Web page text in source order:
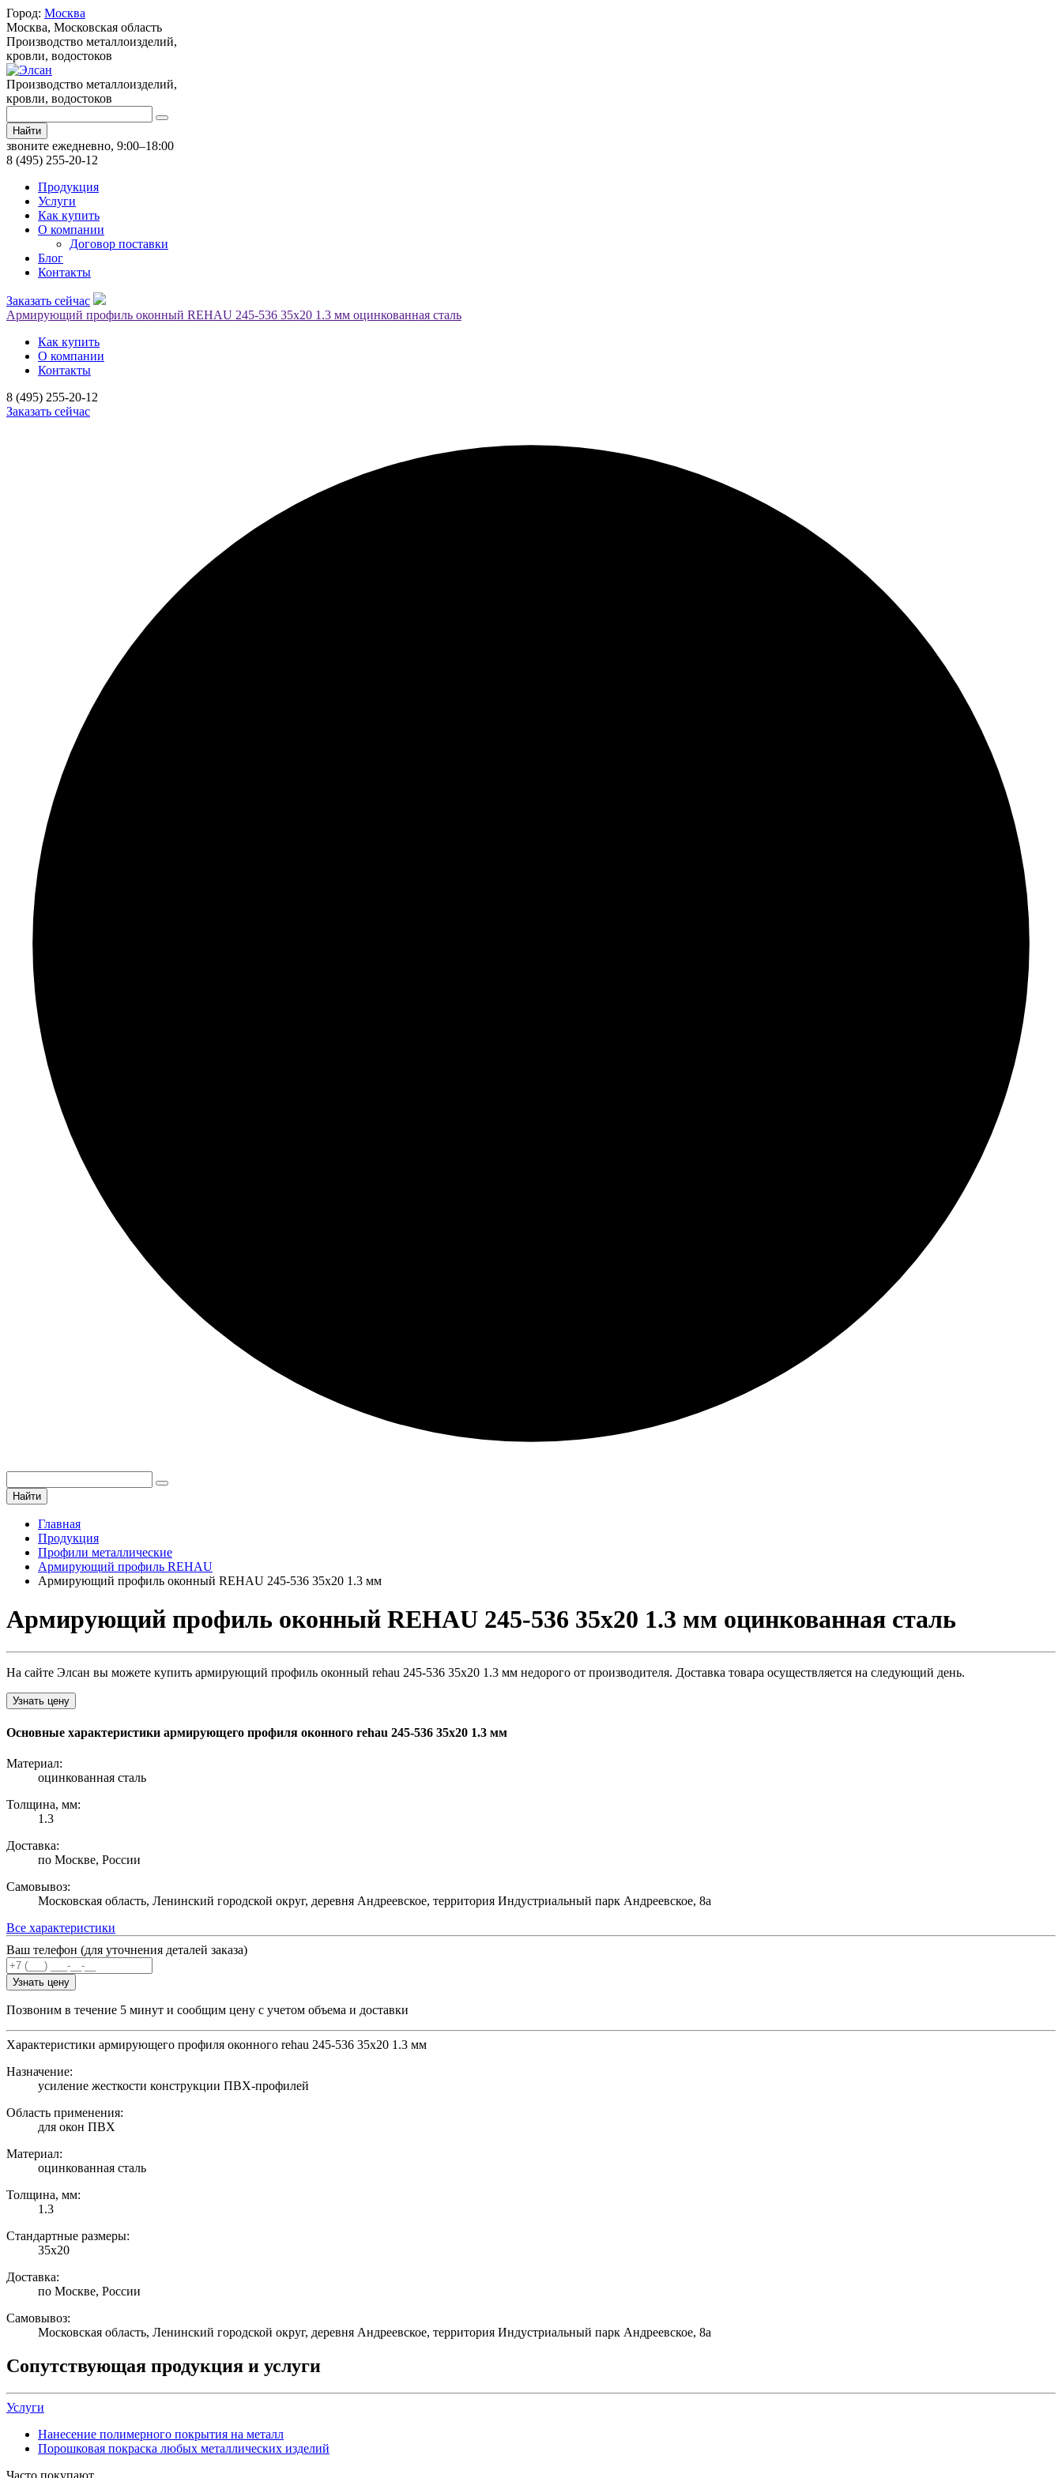
Город: Москва
Москва, Московская область
Производство металлоизделий,
кровли, водостоков
Производство металлоизделий,
кровли, водостоков
Найти
звоните ежедневно, 9:00–18:00
8 (495) 255-20-12
Продукция
Услуги
Как купить
О компании
Договор поставки
Блог
Контакты
Заказать сейчас
Армирующий профиль оконный REHAU 245-536 35х20 1.3 мм оцинкованная сталь
Как купить
О компании
Контакты
8 (495) 255-20-12
Заказать сейчас
Найти
Главная
Продукция
Профили металлические
Армирующий профиль REHAU
Армирующий профиль оконный REHAU 245-536 35х20 1.3 мм
Армирующий профиль оконный REHAU 245-536 35х20 1.3 мм оцинкованная сталь
На сайте Элсан вы можете купить армирующий профиль оконный rehau 245-536 35х20 1.3 мм недорого от производителя. Доставка товара осуществляется на следующий день.
Узнать цену
Основные характеристики армирующего профиля оконного rehau 245-536 35х20 1.3 мм
Материал:
оцинкованная сталь
Толщина, мм:
1.3
Доставка:
по Москве, России
Самовывоз:
Московская область, Ленинский городской округ, деревня Андреевское, территория Индустриальный парк Андреевское, 8а
Все характеристики
Ваш телефон (для уточнения деталей заказа)
Узнать цену
Позвоним в течение 5 минут и сообщим цену с учетом объема и доставки
Характеристики армирующего профиля оконного rehau 245-536 35х20 1.3 мм
Назначение:
усиление жесткости конструкции ПВХ-профилей
Область применения:
для окон ПВХ
Материал:
оцинкованная сталь
Толщина, мм:
1.3
Стандартные размеры:
35х20
Доставка:
по Москве, России
Самовывоз:
Московская область, Ленинский городской округ, деревня Андреевское, территория Индустриальный парк Андреевское, 8а
Сопутствующая продукция и услуги
Услуги
Нанесение полимерного покрытия на металл
Порошковая покраска любых металлических изделий